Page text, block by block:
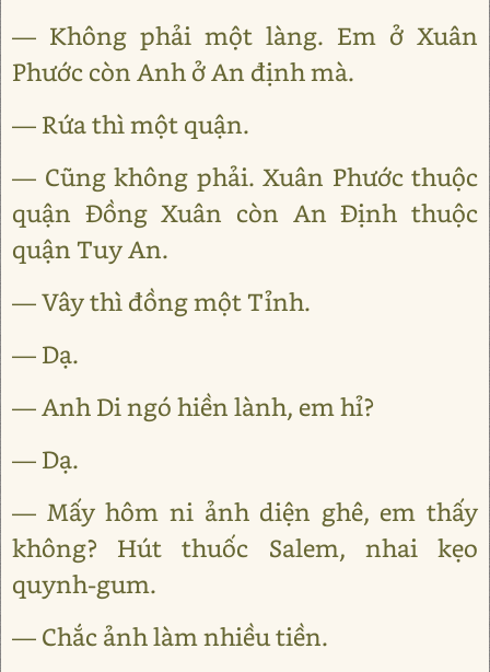
— Không phải một làng. Em ở Xuân
Phước còn Anh ở An định mà.
— Rứa thì một quận.
— Cũng không phải. Xuân Phước thuộc
quận Đồng Xuân còn An Định thuộc
quận Tuy An.
— Vây thì đồng một Tỉnh.
— Dạ.
— Anh Di ngó hiền lành, em hỉ?
— Dạ.
— Mấy hôm ni ảnh diện ghê, em thấy
không? Hút thuốc Salem, nhai kẹo
quynh-gum.
— Chắc ảnh làm nhiều tiền.